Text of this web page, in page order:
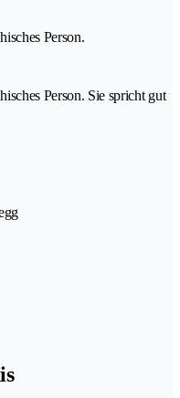
Person.
Person. Sie spricht gut